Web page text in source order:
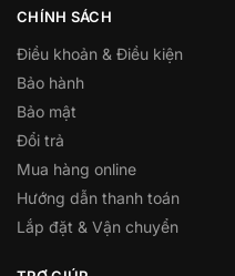
CHÍNH SÁCH
Điều khoản & Điều kiện
Bảo hành
Bảo mật
Đổi trả
Mua hàng online
Hướng dẫn thanh toán
Lắp đặt & Vận chuyển